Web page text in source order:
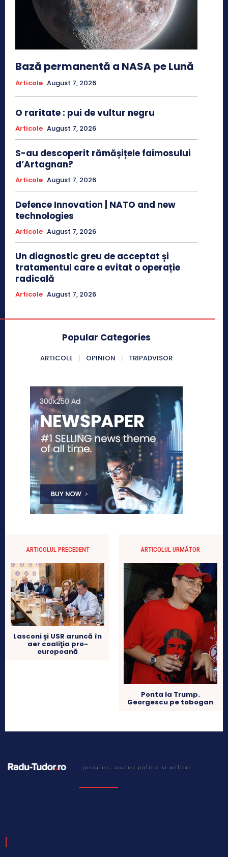
Bază permanentă a NASA pe Lună
Articole August 7, 2026
O raritate : pui de vultur negru
Articole August 7, 2026
S-au descoperit rămășițele faimosului
d’Artagnan?
Articole August 7, 2026
Defence Innovation | NATO and new
technologies
Articole August 7, 2026
Un diagnostic greu de acceptat și
tratamentul care a evitat o operație
radicală
Articole August 7, 2026
Popular Categories
ARTICOLE OPINION TRIPADVISOR
ARTICOLUL PRECEDENT
Lasconi şi USR aruncă în
aer coaliţia pro-
europeană
ARTICOLUL URMĂTOR
Ponta la Trump.
Georgescu pe tobogan
jurnalist, analist politic si militar